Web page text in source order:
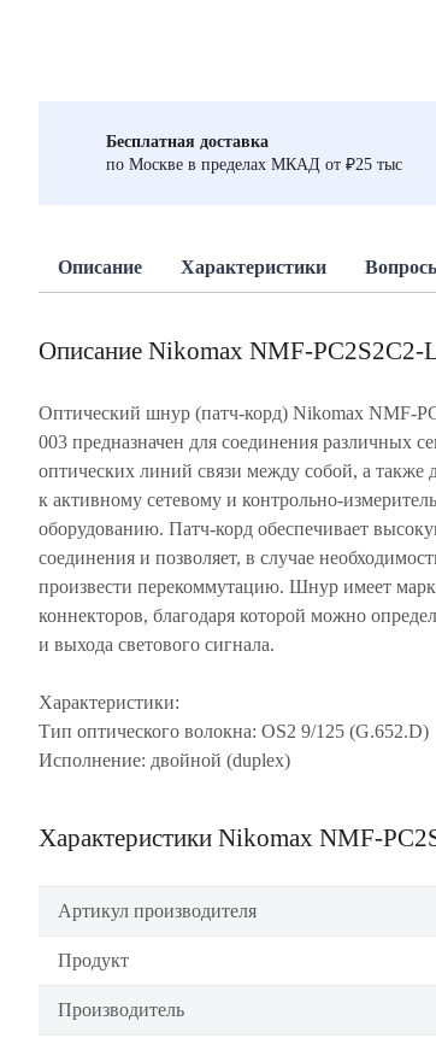
Бесплатная доставка
по Москве в пределах МКАД от ₽25 тыс
Описание Характеристики
Описание Nikomax NMF-PC2S2C2-
Оптический шнур (патч-корд) Nikomax NMF-
003 предназначен для соединения различных
оптических линий связи между собой, а также
к активному сетевому и контрольно-
оборудованию. Патч-корд обеспечивает
соединения и позволяет, в случае
произвести перекоммутацию. Шнур имеет
коннекторов, благодаря которой можно
и выхода светового сигнала.
Характеристики:
Тип оптического волокна: OS2 9/125 (G.652.D)
Исполнение: двойной (duplex)
Характеристики Nikomax NMF-
Артикул производителя
Продукт
Производитель